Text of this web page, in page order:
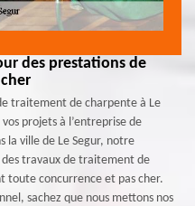
des prestations de
traitement de charpente à Le
projets à l’entreprise de
la ville de Le Segur, notre
travaux de traitement de
toute concurrence et pas cher.
sachez que nous mettons nos